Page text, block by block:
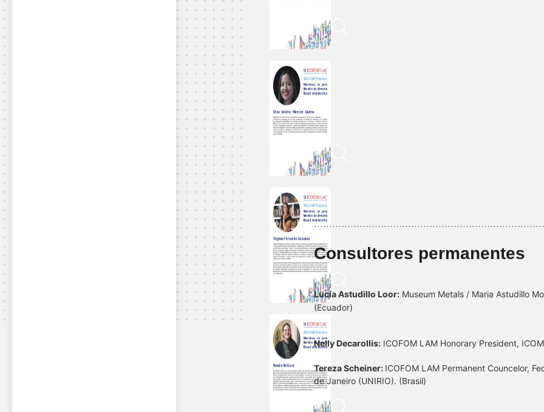
Consultores permanentes
Lucía Astudillo Loor: Museum Metals / Maria Astudillo
(Ecuador)
Nelly Decarollis: ICOFOM LAM Honorary President,
Tereza Scheiner: ICOFOM LAM Permanent Councelor,
de Janeiro (UNIRIO). (Brasil)